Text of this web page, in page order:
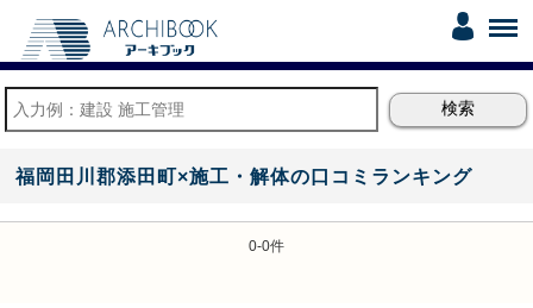
福岡田川郡添田町×施工・解体の口コミランキング
0-0件